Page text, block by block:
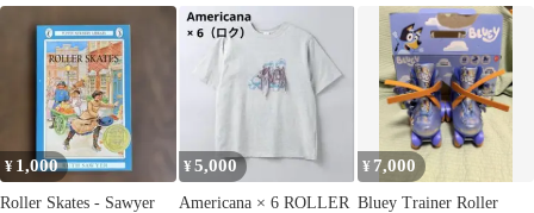
¥ 1,000
Roller Skates - Sawyer
¥5,000
Americana × 6 ROLLER
¥ 7,000
Bluey Trainer Roller